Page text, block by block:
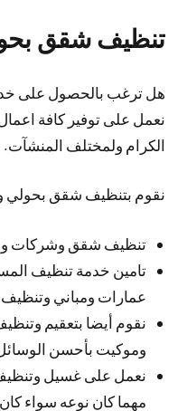
تنظيف شقق
هل ترغب بالحصول على
نعمل على توفير كافة اعمال
الكرام ولمختلف المنشآت.
نقوم بتنظيف شقق بحولي
تنظيف شقق وشركات
تامين خدمة تنظيف
عمارات ومباني
نقوم أيضا بتعقيم
وموكيت بأحسن
نعمل على غسيل
مهما كان نوعه سواء